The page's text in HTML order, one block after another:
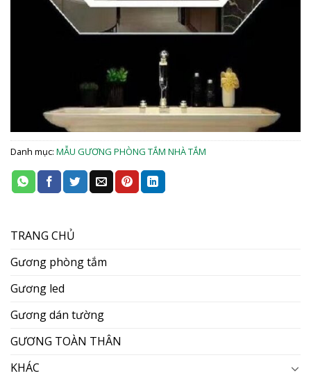
Danh mục: MẪU GƯƠNG PHÒNG TẮM NHÀ TẮM
TRANG CHỦ
Gương phòng tắm
Gương led
Gương dán tường
GƯƠNG TOÀN THÂN
KHÁC